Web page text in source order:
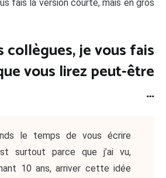
fais la version courte, mais en gros
collègues, je vous fais
vous lirez peut-être
…
le temps de vous écrire
surtout parce que j’ai vu,
10 ans, arriver cette idée